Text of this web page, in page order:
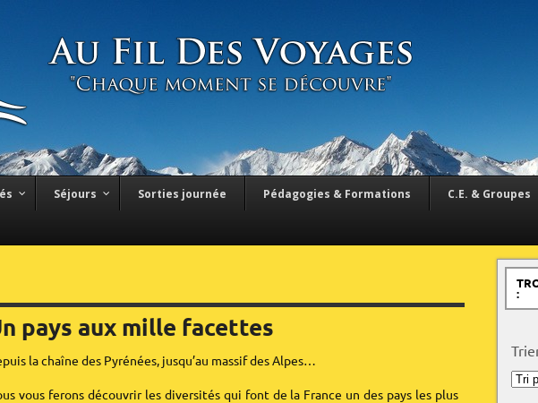
Séjours Sorties journée Pédagogies & Formations C.E. & Groupes
pays aux mille facettes
la chaîne des Pyrénées, jusqu’au massif des Alpes…
vous ferons découvrir les diversités qui font de la France un des pays les plus
:
Trier